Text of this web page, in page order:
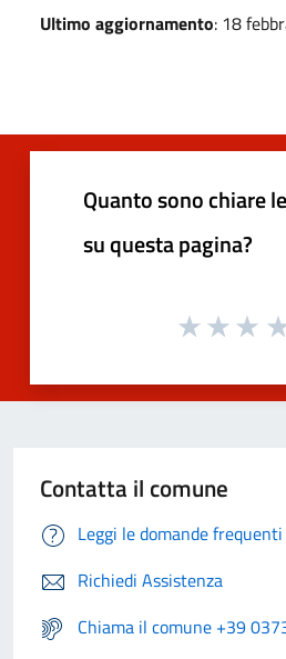
Ultimo aggiornamento: 18
Quanto sono chiare
su questa pagina?
Contatta il comune
Leggi le domande frequenti
Richiedi Assistenza
Chiama il comune +39